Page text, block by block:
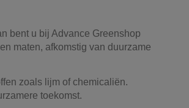
bent u bij Advance Greenshop
maten, afkomstig van duurzame
zoals lijm of chemicaliën.
toekomst.